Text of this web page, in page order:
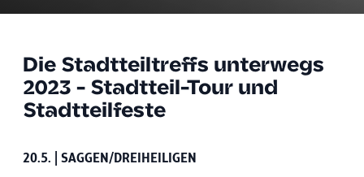
Die Stadtteiltreffs unterwegs
2023 - Stadtteil-Tour und
Stadtteilfeste
20.5. | SAGGEN/DREIHEILIGEN